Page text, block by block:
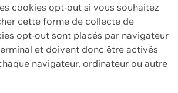
cookies opt-out si vous souhaitez
cette forme de collecte de
opt-out sont placés par navigateur
et doivent donc être activés
navigateur, ordinateur ou autre